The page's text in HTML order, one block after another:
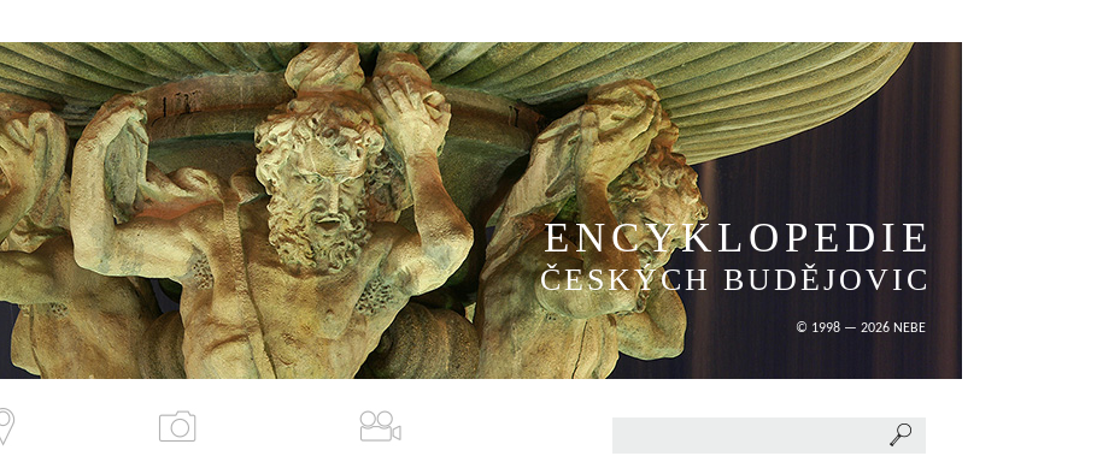
ENCYKLOPEDIE
ČESKÝCH BUDĚJOVIC
© 1998 — 2026 NEBE